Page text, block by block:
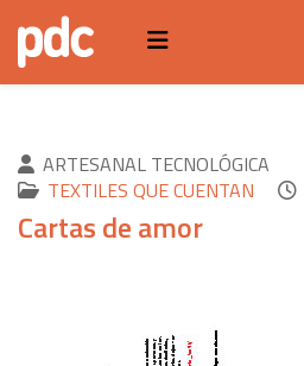
ARTESANAL TECNOLÓGICA
TEXTILES QUE CUENTAN
Cartas de amor